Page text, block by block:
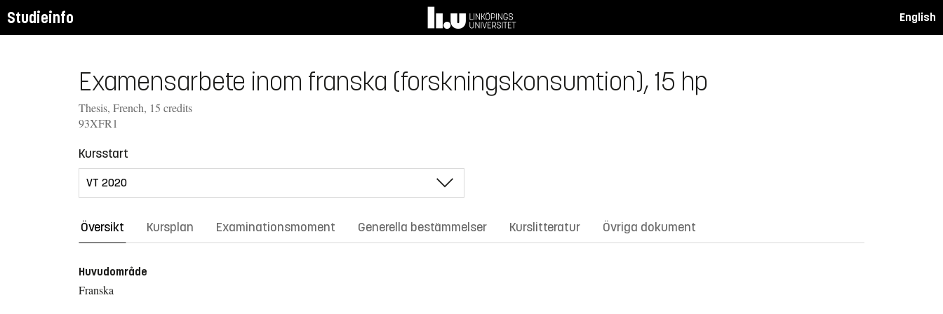
Studieinfo English
Examensarbete inom franska (forskningskonsumtion), 15 hp
Thesis, French, 15 credits
93XFR1
Kursstart
Översikt Kursplan Examinationsmoment Generella bestämmelser Kurslitteratur Övriga dokument
Huvudområde
Franska